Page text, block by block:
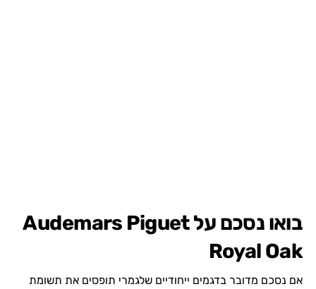
בואו נסכם על Audemars Piguet
Royal Oak
אם נסכם מדובר בדגמים ייחודיים שלגמרי תופסים את תשומת